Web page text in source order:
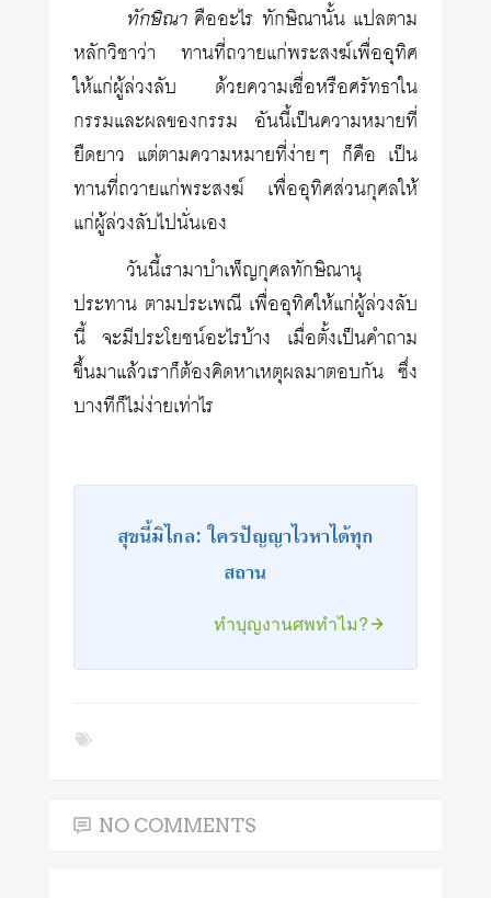
ทักษิณาคืออะไร ทักษิณานั้น แปลตาม
หลักวิชาว่า ทานที่ถวายแก่พระสงฆ์เพื่ออุทิศ
ให้แก่ผู้ล่วงลับ ด้วยความเชื่อหรือศรัทธาใน
กรรมและผลของกรรม อันนี้เป็นความหมายที่
ยืดยาว แต่ตามความหมายที่ง่ายๆ ก็คือ เป็น
ทานที่ถวายแก่พระสงฆ์ เพื่ออุทิศส่วนกุศลให้
แก่ผู้ล่วงลับไปนั่นเอง
วันนี้เรามาบำเพ็ญกุศลทักษิณานุ
ประทาน ตามประเพณี เพื่ออุทิศให้แก่ผู้ล่วงลับ
นี้ จะมีประโยชน์อะไรบ้าง เมื่อตั้งเป็นคำถาม
ขึ้นมาแล้วเราก็ต้องคิดหาเหตุผลมาตอบกัน ซึ่ง
บางทีก็ไม่ง่ายเท่าไร
สุขนี้มิไกล: ใครปัญญาไวหาได้ทุก
สถาน
ทำบุญงานศพทำไม?
NO COMMENTS